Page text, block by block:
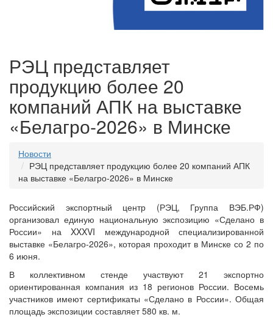
РЭЦ представляет
продукцию более 20
компаний АПК на выставке
«Белагро-2026» в Минске
Новости
РЭЦ представляет продукцию более 20 компаний АПК
на выставке «Белагро-2026» в Минске
Российский экспортный центр (РЭЦ, Группа ВЭБ.РФ)
организовал единую национальную экспозицию «Сделано в
России» на XXXVI международной специализированной
выставке «Белагро-2026», которая проходит в Минске со 2 по
6 июня.
В коллективном стенде участвуют 21 экспортно
ориентированная компания из 18 регионов России. Восемь
участников имеют сертификаты «Сделано в России». Общая
площадь экспозиции составляет 580 кв. м.